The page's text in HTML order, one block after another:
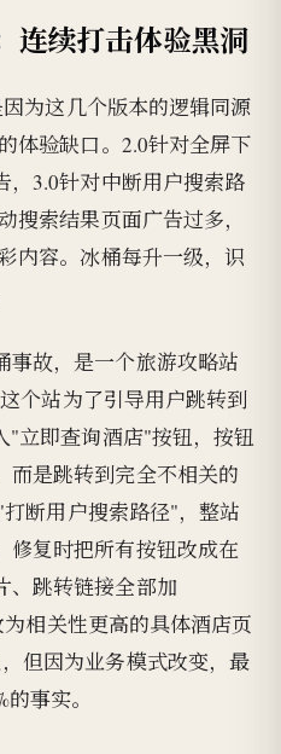
连续打击体验黑洞
为这几个版本的逻辑同源
验缺口。2.0针对全屏下
，3.0针对中断用户搜索路
搜索结果页面广告过多，
内容。冰桶每升一级，识
事故，是一个旅游攻略站
个站为了引导用户跳转到
"立即查询酒店"按钮，按钮
而是跳转到完全不相关的
断用户搜索路径"，整站
修复时把所有按钮改成在
、跳转链接全部加
相关性更高的具体酒店页
但因为业务模式改变，最
事实。